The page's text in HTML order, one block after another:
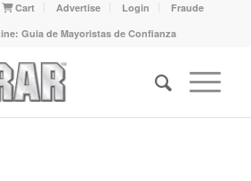
Cart Advertise Login
Fraude
Guia de Mayoristas de Confianza